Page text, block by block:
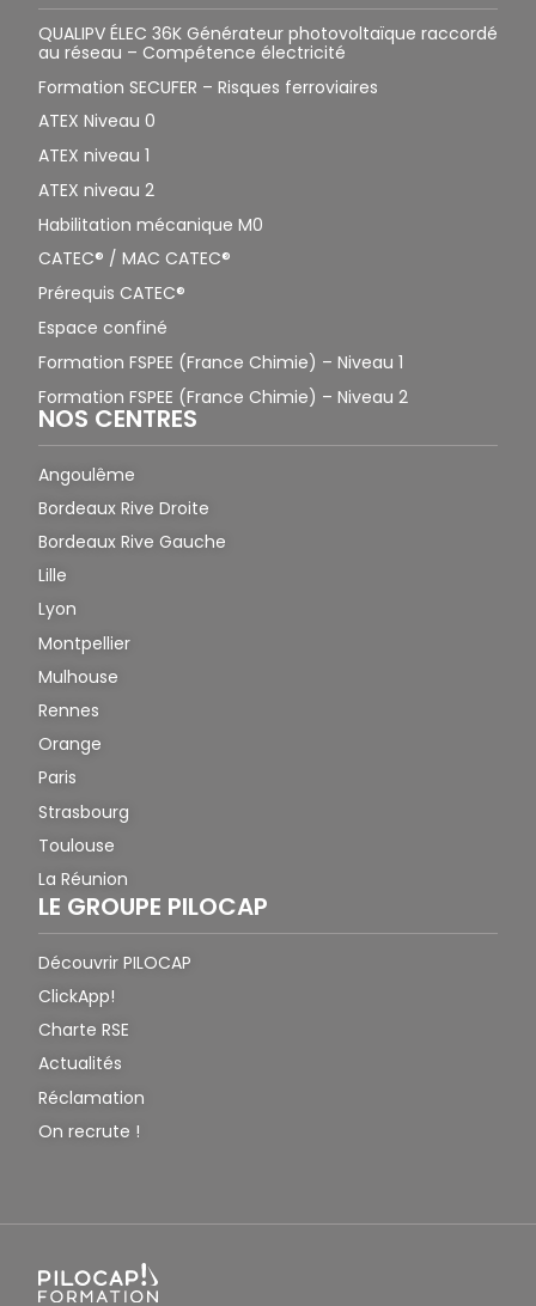
QUALIPV ÉLEC 36K Générateur photovoltaïque raccordé
au réseau – Compétence électricité
Formation SECUFER – Risques ferroviaires
ATEX Niveau 0
ATEX niveau 1
ATEX niveau 2
Habilitation mécanique M0
CATEC® / MAC CATEC®
Prérequis CATEC®
Espace confiné
Formation FSPEE (France Chimie) – Niveau 1
Formation FSPEE (France Chimie) – Niveau 2
NOS CENTRES
Angoulême
Bordeaux Rive Droite
Bordeaux Rive Gauche
Lille
Lyon
Montpellier
Mulhouse
Rennes
Orange
Paris
Strasbourg
Toulouse
La Réunion
LE GROUPE PILOCAP
Découvrir PILOCAP
ClickApp!
Charte RSE
Actualités
Réclamation
On recrute !